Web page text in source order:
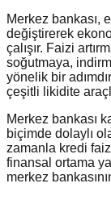
Merkez bankası,
değiştirerek
çalışır. Faizi
soğutmaya,
yönelik bir
çeşitli likidite
Merkez bankası
biçimde dolaylı
zamanla kredi
finansal ortama
merkez